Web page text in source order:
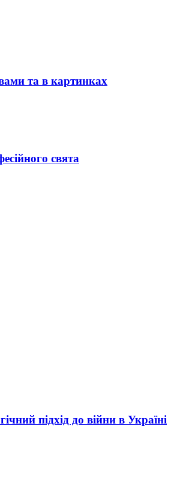
та в картинках
свята
підхід до війни в Україні